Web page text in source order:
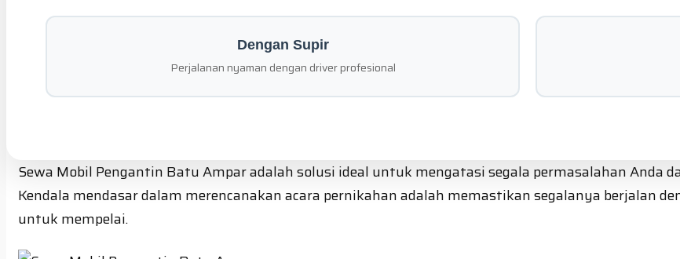
Dengan Supir
Perjalanan nyaman dengan driver profesional
Sewa Mobil Pengantin Batu Ampar adalah solusi ideal untuk mengatasi segala permasalahan Anda
Kendala mendasar dalam merencanakan acara pernikahan adalah memastikan segalanya berjalan
untuk mempelai.